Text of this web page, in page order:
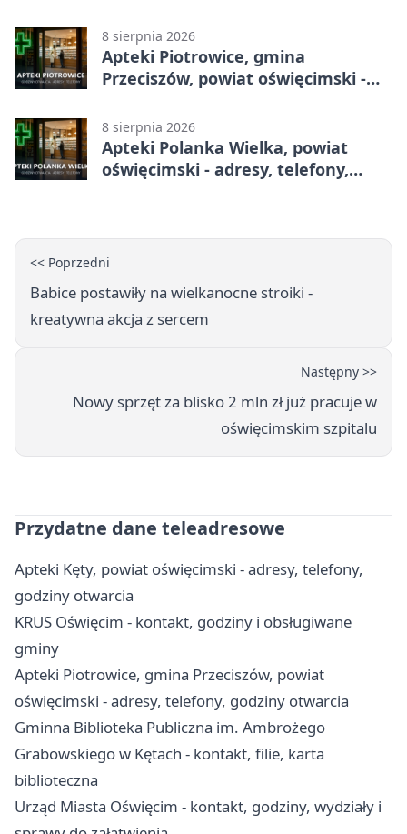
8 sierpnia 2026
Apteki Piotrowice, gmina
Przeciszów, powiat oświęcimski -
8 sierpnia 2026
Apteki Polanka Wielka, powiat
oświęcimski - adresy, telefony,
<< Poprzedni
Babice postawiły na wielkanocne stroiki -
kreatywna akcja z sercem
Następny >>
Nowy sprzęt za blisko 2 mln zł już pracuje w
oświęcimskim szpitalu
Przydatne dane teleadresowe
Apteki Kęty, powiat oświęcimski - adresy, telefony,
godziny otwarcia
KRUS Oświęcim - kontakt, godziny i obsługiwane
gminy
Apteki Piotrowice, gmina Przeciszów, powiat
oświęcimski - adresy, telefony, godziny otwarcia
Gminna Biblioteka Publiczna im. Ambrożego
Grabowskiego w Kętach - kontakt, filie, karta
biblioteczna
Urząd Miasta Oświęcim - kontakt, godziny, wydziały i